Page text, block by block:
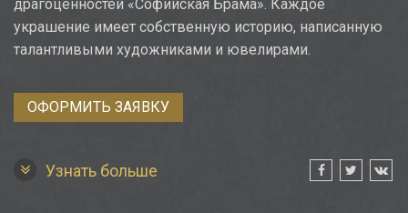
драгоценностей «Софийская Брама». Каждое
украшение имеет собственную историю, написанную
талантливыми художниками и ювелирами.
ОФОРМИТЬ ЗАЯВКУ
Узнать больше